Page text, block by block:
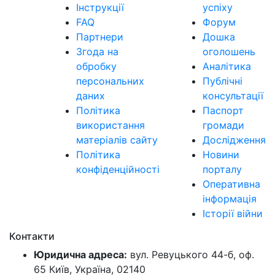
Інструкції
FAQ
Партнери
Згода на
обробку
персональних
даних
Політика
використання
матеріалів сайту
Політика
конфіденційності
успіху
Форум
Дошка
оголошень
Аналітика
Публічні
консультації
Паспорт
громади
Дослідження
Новини
порталу
Оперативна
інформація
Історії війни
Контакти
Юридична адреса: вул. Ревуцького 44-б, оф.
65 Київ, Україна, 02140